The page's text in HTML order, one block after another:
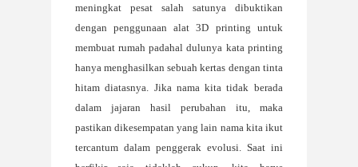
meningkat pesat salah satunya dibuktikan
dengan penggunaan alat 3D printing untuk
membuat rumah padahal dulunya kata printing
hanya menghasilkan sebuah kertas dengan tinta
hitam diatasnya. Jika nama kita tidak berada
dalam jajaran hasil perubahan itu, maka
pastikan dikesempatan yang lain nama kita ikut
tercantum dalam penggerak evolusi. Saat ini